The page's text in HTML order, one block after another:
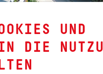
UND
DIE